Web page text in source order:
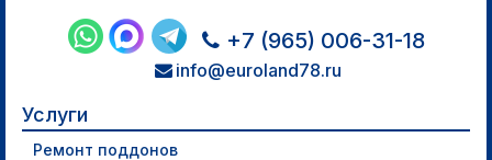
+7 (965) 006-31-18
info@euroland78.ru
Услуги
Ремонт поддонов